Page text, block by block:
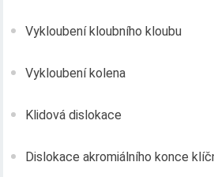
Vykloubení kloubního kloubu
Vykloubení kolena
Klidová dislokace
Dislokace akromiálního konce